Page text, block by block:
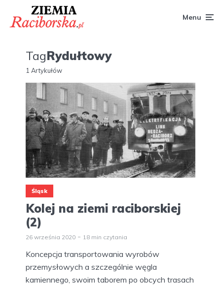
Menu
TagRydułtowy
1 Artykułów
Śląsk
Kolej na ziemi raciborskiej
(2)
26 września 2020 18 min czytania
Koncepcja transportowania wyrobów
przemysłowych a szczególnie węgla
kamiennego, swoim taborem po obcych trasach